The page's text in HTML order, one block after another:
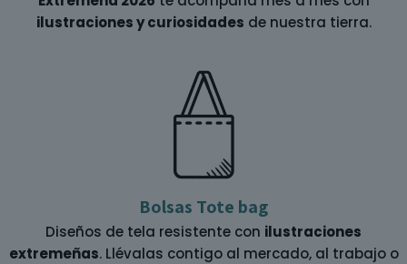
ilustraciones y curiosidades de nuestra tierra.
Bolsas Tote bag
Diseños de tela resistente con ilustraciones
extremeñas. Llévalas contigo al mercado, al trabajo o